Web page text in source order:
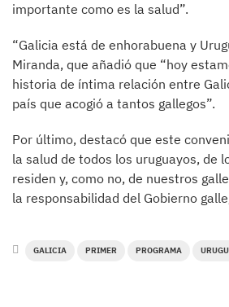
importante como es la salud”.
“Galicia está de enhorabuena y
Miranda, que añadió que “hoy
historia de íntima relación entre
país que acogió a tantos gallegos”.
Por último, destacó que este
la salud de todos los uruguayos, de
residen y, como no, de nuestros
la responsabilidad del Gobierno
GALICIA PRIMER PROGRAMA